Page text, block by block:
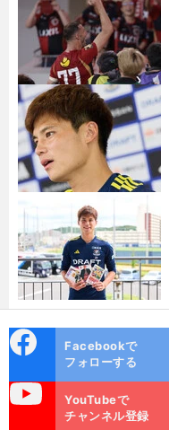
ok
Facebookで
フォローする
YouTubeで
チャンネル登録